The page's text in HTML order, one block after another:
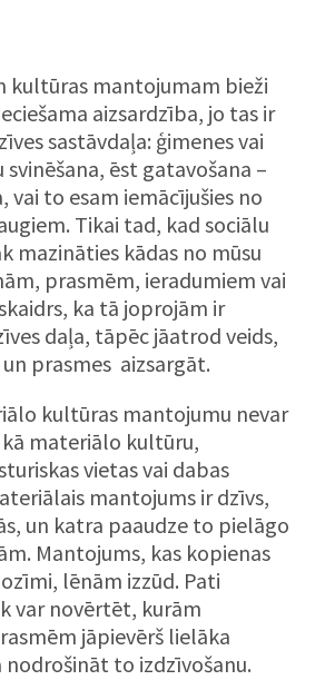
kultūras mantojumam bieži
aizsardzība, jo tas ir
sastāvdaļa: ģimenes vai
ēst gatavošana –
vai to esam iemācījušies no
Tikai tad, kad sociālu
mazināties kādas no mūsu
prasmēm, ieradumiem vai
ka tā joprojām ir
daļa, tāpēc jāatrod veids,
un prasmes aizsargāt.
kultūras mantojumu nevar
materiālo kultūru,
vietas vai dabas
mantojums ir dzīvs,
un katra paaudze to pielāgo
Mantojums, kas kopienas
lēnām izzūd. Pati
var novērtēt, kurām
jāpievērš lielāka
nodrošināt to izdzīvošanu.